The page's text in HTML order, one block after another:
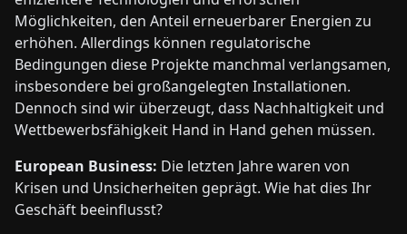
Möglichkeiten, den Anteil erneuerbarer Energien zu
erhöhen. Allerdings können regulatorische
Bedingungen diese Projekte manchmal verlangsamen,
insbesondere bei großangelegten Installationen.
Dennoch sind wir überzeugt, dass Nachhaltigkeit und
Wettbewerbsfähigkeit Hand in Hand gehen müssen.
European Business: Die letzten Jahre waren von
Krisen und Unsicherheiten geprägt. Wie hat dies Ihr
Geschäft beeinflusst?